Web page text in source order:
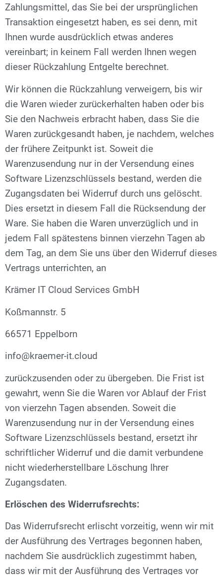
Zahlungsmittel, das Sie bei der ursprünglichen
Transaktion eingesetzt haben, es sei denn, mit
Ihnen wurde ausdrücklich etwas anderes
vereinbart; in keinem Fall werden Ihnen wegen
dieser Rückzahlung Entgelte berechnet.
Wir können die Rückzahlung verweigern, bis wir
die Waren wieder zurückerhalten haben oder bis
Sie den Nachweis erbracht haben, dass Sie die
Waren zurückgesandt haben, je nachdem, welches
der frühere Zeitpunkt ist. Soweit die
Warenzusendung nur in der Versendung eines
Software Lizenzschlüssels bestand, werden die
Zugangsdaten bei Widerruf durch uns gelöscht.
Dies ersetzt in diesem Fall die Rücksendung der
Ware. Sie haben die Waren unverzüglich und in
jedem Fall spätestens binnen vierzehn Tagen ab
dem Tag, an dem Sie uns über den Widerruf dieses
Vertrags unterrichten, an
Krämer IT Cloud Services GmbH
Koßmannstr. 5
66571 Eppelborn
info@kraemer-it.cloud
zurückzusenden oder zu übergeben. Die Frist ist
gewahrt, wenn Sie die Waren vor Ablauf der Frist
von vierzehn Tagen absenden. Soweit die
Warenzusendung nur in der Versendung eines
Software Lizenzschlüssels bestand, ersetzt ihr
schriftlicher Widerruf und die damit verbundene
nicht wiederherstellbare Löschung Ihrer
Zugangsdaten.
Erlöschen des Widerrufsrechts:
Das Widerrufsrecht erlischt vorzeitig, wenn wir mit
der Ausführung des Vertrages begonnen haben,
nachdem Sie ausdrücklich zugestimmt haben,
dass wir mit der Ausführung des Vertrages vor